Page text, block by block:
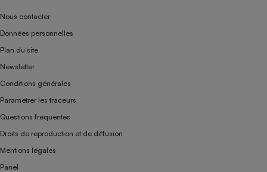
Nous contacter
Données personnelles
Plan du site
Newsletter
Conditions générales
Paramétrer les traceurs
Questions fréquentes
Droits de reproduction et de diffusion
Mentions légales
Panel